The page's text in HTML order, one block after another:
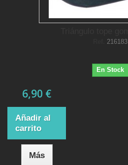
216183
En Stock
6,90 €
Añadir al
carrito
Más